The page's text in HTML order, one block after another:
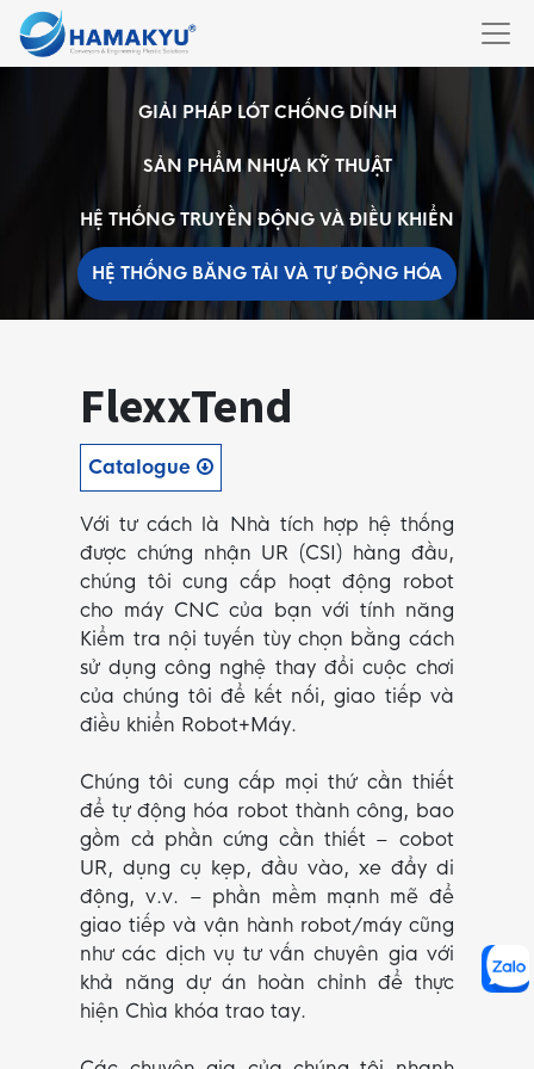
GIẢI PHÁP LÓT CHỐNG DÍNH
SẢN PHẨM NHỰA KỸ THUẬT
HỆ THỐNG TRUYỀN ĐỘNG VÀ ĐIỀU KHIỂN
HỆ THỐNG BĂNG TẢI VÀ TỰ ĐỘNG HÓA
FlexxTend
Catalogue
Với tư cách là Nhà tích hợp hệ thống
được chứng nhận UR (CSI) hàng đầu,
chúng tôi cung cấp hoạt động robot
cho máy CNC của bạn với tính năng
Kiểm tra nội tuyến tùy chọn bằng cách
sử dụng công nghệ thay đổi cuộc chơi
của chúng tôi để kết nối, giao tiếp và
điều khiển Robot+Máy.
Chúng tôi cung cấp mọi thứ cần thiết
để tự động hóa robot thành công, bao
gồm cả phần cứng cần thiết – cobot
UR, dụng cụ kẹp, đầu vào, xe đẩy di
động, v.v. – phần mềm mạnh mẽ để
giao tiếp và vận hành robot/máy cũng
như các dịch vụ tư vấn chuyên gia với
khả năng dự án hoàn chỉnh để thực
hiện Chìa khóa trao tay.